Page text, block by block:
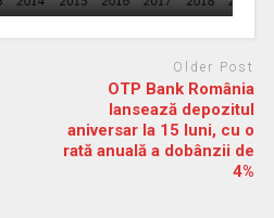
Older Post
OTP Bank România
lansează depozitul
aniversar la 15 luni, cu o
rată anuală a dobânzii de
4%